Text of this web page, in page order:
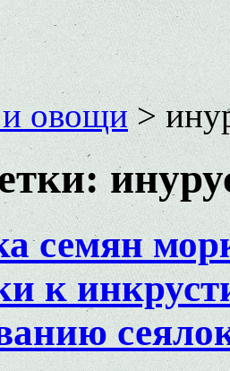
и овощи>
семян
к